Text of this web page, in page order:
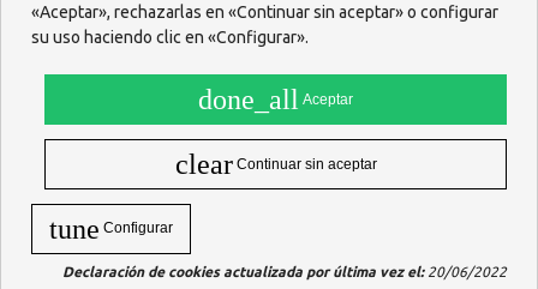
«Aceptar», rechazarlas en «Continuar sin aceptar» o configurar
su uso haciendo clic en «Configurar».
done_all Aceptar
clear Continuar sin aceptar
tune Configurar
Declaración de cookies actualizada por última vez el:20/06/2022